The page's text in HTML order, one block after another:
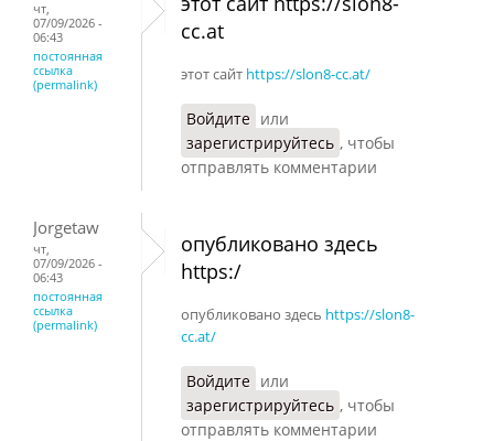
чт,
07/09/2026 -
06:43
постоянная
ссылка
(permalink)
cc.at
этот сайт https://slon8-cc.at/
Войдите или
зарегистрируйтесь , чтобы
отправлять комментарии
Jorgetaw
чт,
07/09/2026 -
06:43
постоянная
ссылка
(permalink)
опубликовано здесь
https:/
опубликовано здесь https://slon8-
cc.at/
Войдите или
зарегистрируйтесь , чтобы
отправлять комментарии